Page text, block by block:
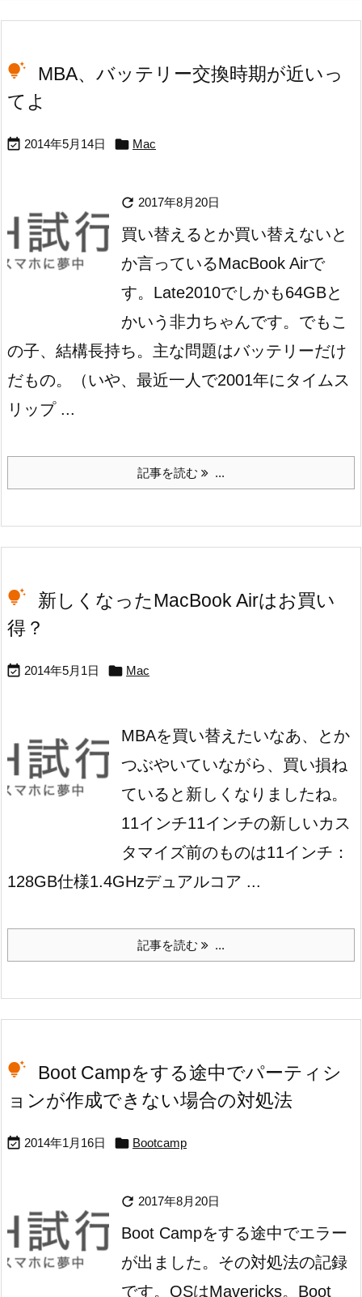
MBA、バッテリー交換時期が近いっ
てよ
 2014年5月14日  Mac
 2017年8月20日
買い替えるとか買い替えないと
か言っているMacBook Airで
す。 Late2010でしかも64GBと
かいう非力ちゃんです。でもこ
の子、結構長持ち。主な問題はバッテリーだけ
だもの。（いや、最近一人で2001年にタイムス
リップ ...
記事を読む ...
新しくなったMacBook Airはお買い
得？
 2014年5月1日  Mac
MBAを買い替えたいなあ、とか
つぶやいていながら、買い損ね
ていると新しくなりましたね。
11インチ11インチの新しいカス
タマイズ前のものは11インチ：
128GB仕様1.4GHzデュアルコア ...
記事を読む ...
Boot Campをする途中でパーティシ
ョンが作成できない場合の対処法
 2014年1月16日  Bootcamp
 2017年8月20日
Boot Campをする途中でエラー
が出ました。その対処法の記録
です。OSはMavericks。 Boot